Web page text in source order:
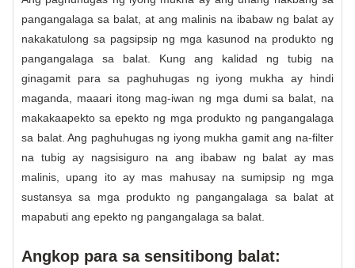
pangangalaga sa balat, at ang malinis na ibabaw ng balat ay
nakakatulong sa pagsipsip ng mga kasunod na produkto ng
pangangalaga sa balat. Kung ang kalidad ng tubig na
ginagamit para sa paghuhugas ng iyong mukha ay hindi
maganda, maaari itong mag-iwan ng mga dumi sa balat, na
makakaapekto sa epekto ng mga produkto ng pangangalaga
sa balat. Ang paghuhugas ng iyong mukha gamit ang na-filter
na tubig ay nagsisiguro na ang ibabaw ng balat ay mas
malinis, upang ito ay mas mahusay na sumipsip ng mga
sustansya sa mga produkto ng pangangalaga sa balat at
mapabuti ang epekto ng pangangalaga sa balat.
Angkop para sa sensitibong balat: